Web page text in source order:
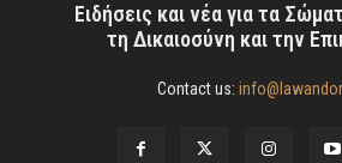
Ειδήσεις και νέα για τα
τη Δικαιοσύνη και την
Contact us: